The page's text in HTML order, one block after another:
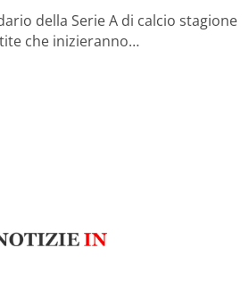
della Serie A di calcio stagione
che inizieranno…